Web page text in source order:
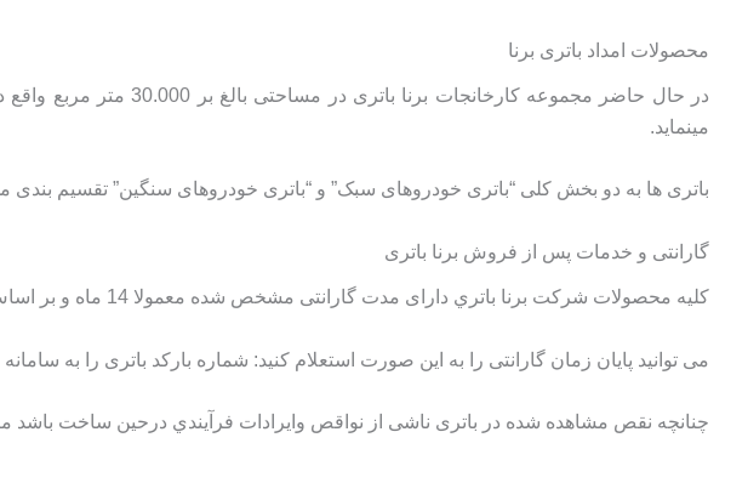
محصولات امداد باتری برنا
مینماید.
باتری ها به دو بخش کلی “باتری خودروهای سبک” و “باتری خودروهای سنگین” تقسیم بندی
گارانتی و خدمات پس از فروش برنا باتری
کليه محصولات شرکت برنا باتري دارای مدت گارانتی مشخص شده معمولا 14 ماه و بر اساس سایز باتری تعیین می گردد.
می توانید پایان زمان گارانتی را به این صورت استعلام کنید: شماره بارکد باتری را به سامانه 10003837 ارسال کنید.
چنانچه نقص مشاهده شده در باتری ناشی از نواقص وايرادات فرآيندي درحين ساخت